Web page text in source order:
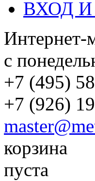
ВХОД
Интернет-
с
+7 (495)
+7 (926)
корзина
пуста